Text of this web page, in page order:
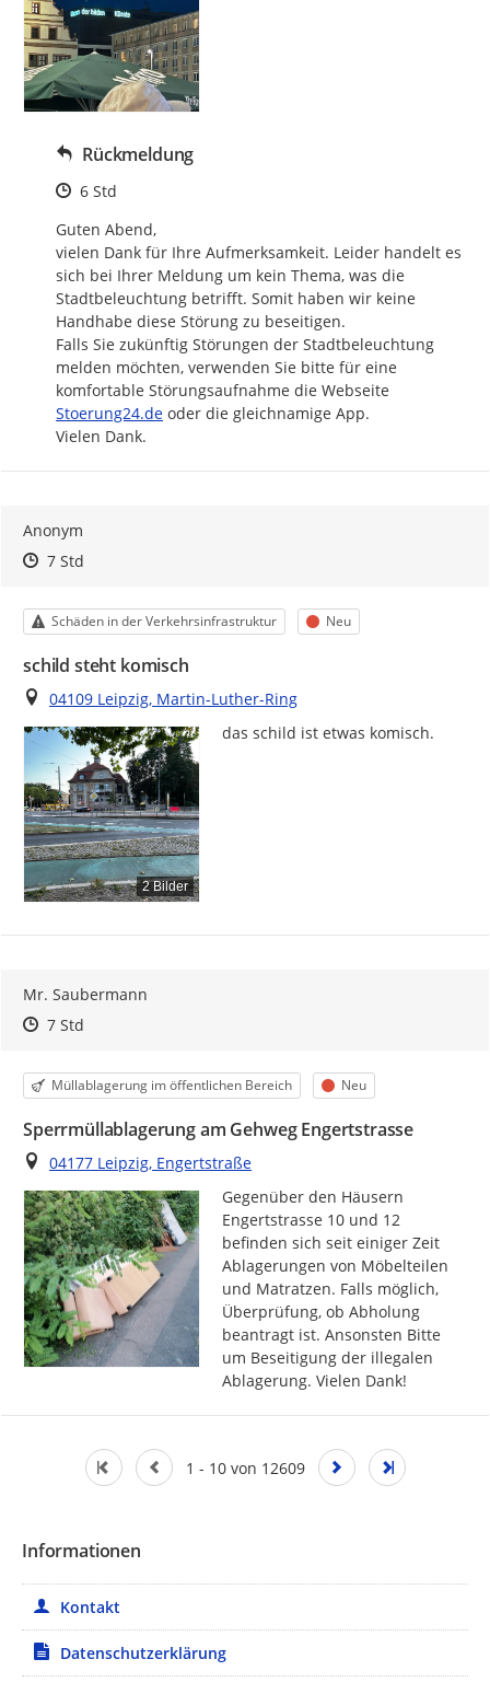
Rückmeldung
Zeitpunkt des Erstellens
6 Std
Guten Abend,
vielen Dank für Ihre Aufmerksamkeit. Leider handelt es
sich bei Ihrer Meldung um kein Thema, was die
Stadtbeleuchtung betrifft. Somit haben wir keine
Handhabe diese Störung zu beseitigen.
Falls Sie zukünftig Störungen der Stadtbeleuchtung
melden möchten, verwenden Sie bitte für eine
komfortable Störungsaufnahme die Webseite
Stoerung24.de oder die gleichnamige App.
Vielen Dank.
Anonym
Zeitpunkt des Erstellens
Zeitpunkt des Erstellens
7 StdZur Äußerung
Kategorie
Schäden in der Verkehrsinfrastruktur Status
Neu
schild steht komisch
Ort
04109 Leipzig, Martin-Luther-Ring
2 Bilder
das schild ist etwas komisch.
Mr. Saubermann
Zeitpunkt des Erstellens
Zeitpunkt des Erstellens
7 StdZur Äußerung
Kategorie
Müllablagerung im öffentlichen Bereich Status
Neu
Sperrmüllablagerung am Gehweg Engertstrasse
Ort
04177 Leipzig, Engertstraße
Gegenüber den Häusern
Engertstrasse 10 und 12
befinden sich seit einiger Zeit
Ablagerungen von Möbelteilen
und Matratzen. Falls möglich,
Überprüfung, ob Abholung
beantragt ist. Ansonsten Bitte
um Beseitigung der illegalen
Ablagerung. Vielen Dank!
1 - 10 von 12609
Informationen
Kontakt
Datenschutzerklärung